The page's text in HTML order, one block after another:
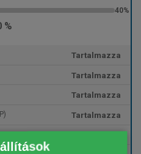
%
Tartalmazza
Tartalmazza
Tartalmazza
Tartalmazza
Tartalmazza